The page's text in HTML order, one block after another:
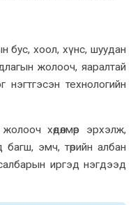
бус, хоол, хүнс, шуудан
жолооч, яаралтай
нэгтгэсэн технологийн
хөдөлмөр эрхэлж,
багш, эмч, төрийн албан
иргэд нэгдээд